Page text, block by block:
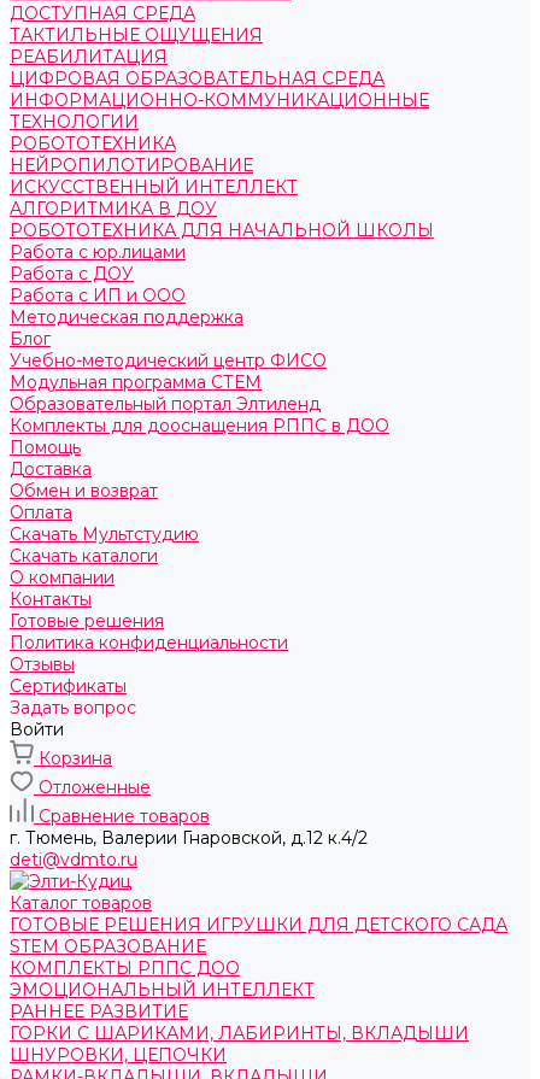
ДОСТУПНАЯ СРЕДА
ТАКТИЛЬНЫЕ ОЩУЩЕНИЯ
РЕАБИЛИТАЦИЯ
ЦИФРОВАЯ ОБРАЗОВАТЕЛЬНАЯ СРЕДА
ИНФОРМАЦИОННО-КОММУНИКАЦИОННЫЕ
ТЕХНОЛОГИИ
РОБОТОТЕХНИКА
НЕЙРОПИЛОТИРОВАНИЕ
ИСКУССТВЕННЫЙ ИНТЕЛЛЕКТ
АЛГОРИТМИКА В ДОУ
РОБОТОТЕХНИКА ДЛЯ НАЧАЛЬНОЙ ШКОЛЫ
Работа с юр.лицами
Работа с ДОУ
Работа с ИП и ООО
Методическая поддержка
Блог
Учебно-методический центр ФИСО
Модульная программа СТЕМ
Образовательный портал Элтиленд
Комплекты для дооснащения РППС в ДОО
Помощь
Доставка
Обмен и возврат
Оплата
Скачать Мультстудию
Скачать каталоги
О компании
Контакты
Готовые решения
Политика конфиденциальности
Отзывы
Сертификаты
Задать вопрос
Войти
Корзина
Отложенные
Сравнение товаров
г. Тюмень, ​Валерии Гнаровской, д.12 к.4/2
deti@vdmto.ru
Каталог товаров
ГОТОВЫЕ РЕШЕНИЯ ИГРУШКИ ДЛЯ ДЕТСКОГО САДА
STEM ОБРАЗОВАНИЕ
КОМПЛЕКТЫ РППС ДОО
ЭМОЦИОНАЛЬНЫЙ ИНТЕЛЛЕКТ
РАННЕЕ РАЗВИТИЕ
ГОРКИ С ШАРИКАМИ, ЛАБИРИНТЫ, ВКЛАДЫШИ
ШНУРОВКИ, ЦЕПОЧКИ